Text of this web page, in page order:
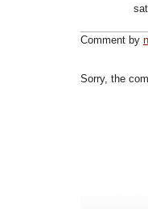
Comment by
Sorry, the